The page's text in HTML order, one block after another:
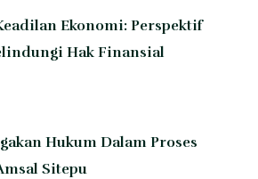
Ekonomi: Perspektif
Hak Finansial
Hukum Dalam Proses
Sitepu